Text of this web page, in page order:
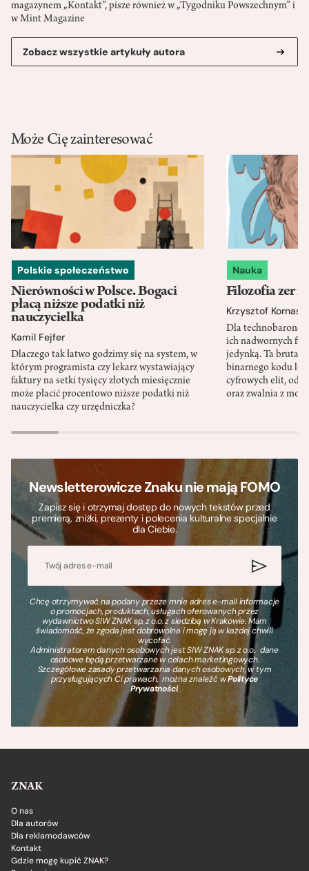
magazynem „Kontakt”, pisze również w „Tygodniku Powszechnym” i
w Mint Magazine
Zobacz wszystkie artykuły autora
Może Cię zainteresować
Polskie społeczeństwo
Nierówności w Polsce. Bogaci
płacą niższe podatki niż
nauczycielka
Kamil Fejfer
Dlaczego tak łatwo godzimy się na system, w
którym programista czy lekarz wystawiający
faktury na setki tysięcy złotych miesięcznie
może płacić procentowo niższe podatki niż
nauczycielka czy urzędniczka?
Nauka
Filozofia zer i
Krzysztof Kornas
Dla
ich nadwornych
jedynką. Ta
binarnego kodu
cyfrowych elit,
oraz zwalnia z
Newsletterowicze Znaku nie mają FOMO
Zapisz się i otrzymaj dostęp do nowych tekstów przed
premierą, zniżki, prezenty i polecenia kulturalne specjalnie
dla Ciebie.
Chcę otrzymywać na podany przeze mnie adres e-mail informacje
o promocjach, produktach, usługach oferowanych przez
wydawnictwo SIW ZNAK sp. z o.o. z siedzibą w Krakowie. Mam
świadomość, że zgoda jest dobrowolna i mogę ją w każdej chwili
wycofać.
Administratorem danych osobowych jest SIW ZNAK sp. z o.o., dane
osobowe będą przetwarzane w celach marketingowych.
Szczegółowe zasady przetwarzania danych osobowych, w tym
przysługujących Ci prawach, można znaleźć wPolityce
Prywatności.
ZNAK
O nas
Dla autorów
Dla reklamodawców
Kontakt
Gdzie mogę kupić ZNAK?